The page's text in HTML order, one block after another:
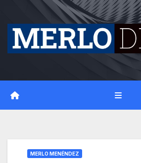
content
MERLO MENÉNDEZ